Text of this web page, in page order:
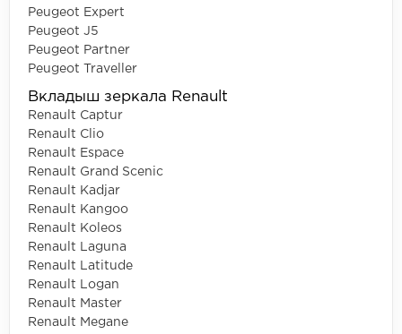
Peugeot Expert
Peugeot J5
Peugeot Partner
Peugeot Traveller
Вкладыш зеркала Renault
Renault Captur
Renault Clio
Renault Espace
Renault Grand Scenic
Renault Kadjar
Renault Kangoo
Renault Koleos
Renault Laguna
Renault Latitude
Renault Logan
Renault Master
Renault Megane